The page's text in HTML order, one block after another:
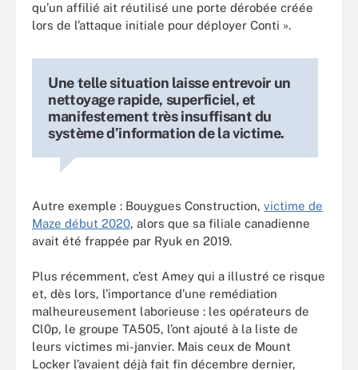
qu’un affilié ait réutilisé une porte dérobée créée
lors de l’attaque initiale pour déployer Conti ».
Une telle situation laisse entrevoir un
nettoyage rapide, superficiel, et
manifestement très insuffisant du
système d’information de la victime.
Autre exemple : Bouygues Construction, victime de
Maze début 2020, alors que sa filiale canadienne
avait été frappée par Ryuk en 2019.
Plus récemment, c’est Amey qui a illustré ce risque
et, dès lors, l’importance d’une remédiation
malheureusement laborieuse : les opérateurs de
Cl0p, le groupe TA505, l’ont ajouté à la liste de
leurs victimes mi-janvier. Mais ceux de Mount
Locker l’avaient déjà fait fin décembre dernier,